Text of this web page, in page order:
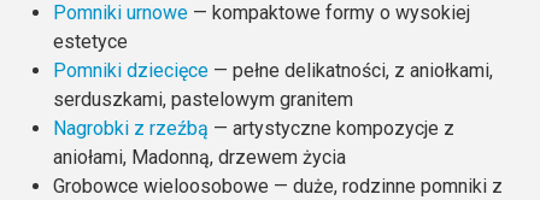
Pomniki urnowe — kompaktowe formy o wysokiej
estetyce
Pomniki dziecięce — pełne delikatności, z aniołkami,
serduszkami, pastelowym granitem
Nagrobki z rzeźbą — artystyczne kompozycje z
aniołami, Madonną, drzewem życia
Grobowce wieloosobowe — duże, rodzinne pomniki z